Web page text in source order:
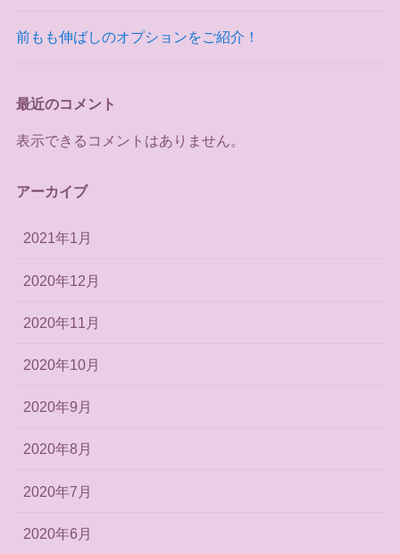
前もも伸ばしのオプションをご紹介！
最近のコメント
表示できるコメントはありません。
アーカイブ
2021年1月
2020年12月
2020年11月
2020年10月
2020年9月
2020年8月
2020年7月
2020年6月